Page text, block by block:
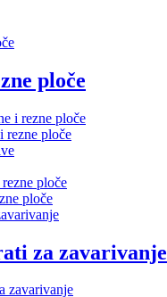
ploče
rezne ploče
ploče
za zavarivanje